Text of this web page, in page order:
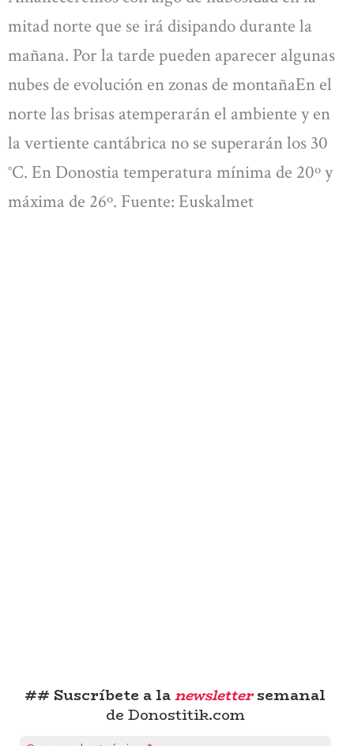
mitad norte que se irá disipando durante la
mañana. Por la tarde pueden aparecer algunas
nubes de evolución en zonas de montañaEn el
norte las brisas atemperarán el ambiente y en
la vertiente cantábrica no se superarán los 30
°C. En Donostia temperatura mínima de 20º y
máxima de 26º. Fuente: Euskalmet
## Suscríbete a lanewslettersemanal
de Donostitik.com